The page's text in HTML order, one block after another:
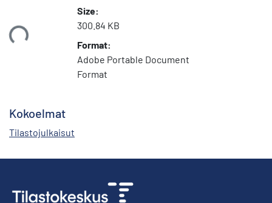
Size:
300.84 KB
Format:
Adobe Portable Document
Format
Kokoelmat
Tilastojulkaisut